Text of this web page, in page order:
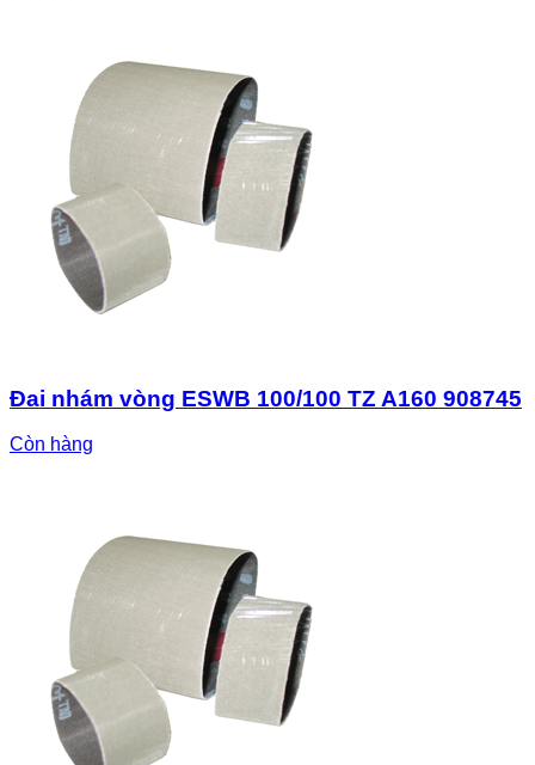
Đai nhám vòng ESWB 100/100 TZ A160 908745
Còn hàng